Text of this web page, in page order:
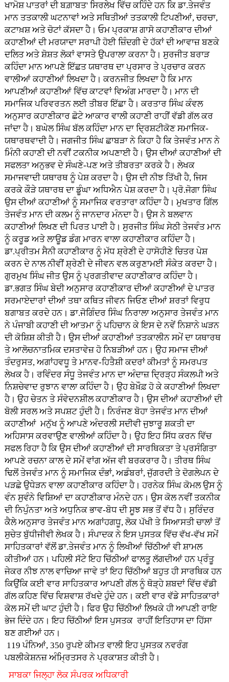
ਖਾਮੋਸ਼ ਪਾਤਰਾਂ ਦੀ ਬਗ਼ਾਬਤ' ਸਿਰਲੇਖ ਵਿੱਚ ਕਹਿੰਦੇ ਹਨ ਕਿ ਡਾ.ਤੇਜਵੰਤ
ਮਾਨ ਤਤਕਾਲੀ ਘਟਨਾਵਾਂ ਅਤੇ ਸਥਿਤੀਆਂ ਤਤਕਾਲੀ ਟਿਪਣੀਆਂ, ਚਰਚਾ,
ਕਟਾਖ਼ਸ਼ ਅਤੇ ਚੋਟਾਂ ਕੱਸਦਾ ਹੈ। ਓਮ ਪ੍ਰਕਾਸ਼ ਗਾਸੋ ਕਹਾਣੀਕਾਰ ਦੀਆਂ
ਕਹਾਣੀਆਂ ਦੀ ਮਰਯਾਦਾ ਸਰਾਪੀ ਹੋਈ ਜ਼ਿੰਦਗੀ ਦੇ ਹੱਕਾਂ ਦੀ ਆਵਾਜ਼ ਬਣਕੇ
ਦਲਿਤ ਅਤੇ ਸ਼ੋਸ਼ਤ ਲੋਕਾਂ ਵਾਸਤੇ ਉਪਰਾਲਾ ਕਰਨਾ ਹੈ। ਸੁਰਜੀਤ ਬਰਾੜ
ਕਹਿੰਦਾ ਮਾਨ ਆਪਣੇ ਇੱਛਤ ਯਥਾਰਥ ਦਾ ਪ੍ਰਸਾਰ ਤੇ ਪ੍ਰਚਾਰ ਕਰਨ
ਵਾਲੀਆਂ ਕਹਾਣੀਆਂ ਲਿਖਦਾ ਹੈ। ਕਰਨਜੀਤ ਲਿਖਦਾ ਹੈ ਕਿ ਮਾਨ
ਆਪਣੀਆਂ ਕਹਾਣੀਆਂ ਵਿੱਚ ਕਾਟਵਾਂ ਵਿਅੰਗ ਮਾਰਦਾ ਹੈ। ਮਾਨ ਦੀ
ਸਮਾਜਿਕ ਪਰਿਵਰਤਨ ਲਈ ਤੀਬਰ ਇੱਛਾ ਹੈ। ਕਰਤਾਰ ਸਿੰਘ ਕੰਵਲ
ਅਨੁਸਾਰ ਕਹਾਣੀਕਾਰ ਛੋਟੇ ਆਕਾਰ ਵਾਲੀ ਕਹਾਣੀ ਰਾਹੀਂ ਵੱਡੀ ਗੱਲ ਕਰ
ਜਾਂਦਾ ਹੈ। ਬਘੇਲ ਸਿੰਘ ਬੱਲ ਕਹਿੰਦਾ ਮਾਨ ਦਾ ਦ੍ਰਿਸ਼ਟੀਕੋਣ ਸਮਾਜਿਕ-
ਯਥਾਰਥਵਾਦੀ ਹੈ। ਜਗਜੀਤ ਸਿੰਘ ਛਾਬੜਾ ਨੇ ਕਿਹਾ ਹੈ ਕਿ ਤੇਜਵੰਤ ਮਾਨ ਨੇ
ਮਿੰਨੀ ਕਹਾਣੀ ਦੀ ਨਵੀਂ ਟਕਨੀਕ ਅਪਣਾਈ ਹੈ। ਉਸ ਦੀਆਂ ਕਹਾਣੀਆਂ ਦੀ
ਸਫਲਤਾ ਅਨੁਭਵ ਦੇ ਸੰਘਣੇ-ਪਣ ਅਤੇ ਤੀਬਰਤਾ ਕਰਕੇ ਹੈ। ਲੇਖਕ
ਸਮਾਜਵਾਦੀ ਯਥਾਰਥ ਨੂੰ ਪੇਸ਼ ਕਰਦਾ ਹੈ। ਉਸ ਦੀ ਨੀਝ ਤਿੱਖੀ ਹੈ, ਜਿਸ
ਕਰਕੇ ਕੌੜੇ ਯਥਾਰਥ ਦਾ ਡੂੰਘਾ ਅਧਿਐਨ ਪੇਸ਼ ਕਰਦਾ ਹੈ। ਪ੍ਰੋ.ਜੋਗਾ ਸਿੰਘ
ਉਸ ਦੀਆਂ ਕਹਾਣੀਆਂ ਨੂੰ ਸਮਾਜਿਕ ਵਰਤਾਰਾ ਕਹਿੰਦਾ ਹੈ। ਮੁਖਤਾਰ ਗਿੱਲ
ਤੇਜਵੰਤ ਮਾਨ ਦੀ ਕਲਮ ਨੂੰ ਜਾਨਦਾਰ ਮੰਨਦਾ ਹੈ। ਉਸ ਨੇ ਬਲਵਾਨ
ਕਹਾਣੀਆਂ ਲਿਖਣ ਦੀ ਪਿਰਤ ਪਾਈ ਹੈ। ਸੁਰਜੀਤ ਸਿੰਘ ਸੇਠੀ ਤੇਜਵੰਤ ਮਾਨ
ਨੂੰ ਕਰੂਡ ਅਤੇ ਲਾਊਡ ਡੰਗ ਮਾਰਨ ਵਾਲਾ ਕਹਾਣੀਕਾਰ ਕਹਿੰਦਾ ਹੈ।
ਡਾ.ਪ੍ਰੀਤਮ ਸੈਨੀ ਕਹਾਣੀਕਾਰ ਨੂੰ ਮੱਧ ਸ਼੍ਰੇਣੀ ਦੇ ਹਾਸੋਹੀਣੇ ਚਿਤਰ ਪੇਸ਼
ਕਰਨ ਦੇ ਨਾਲ ਨੀਵੀਂ ਸ਼੍ਰੇਣੀ ਦੇ ਜੀਵਨ ਵਲ ਕਰੁਣਾਮਈ ਸੰਕੇਤ ਕਰਦਾ ਹੈ।
ਗੁਰਮੁਖ ਸਿੰਘ ਜੀਤ ਉਸ ਨੂੰ ਪ੍ਰਗਤੀਵਾਦ ਕਹਾਣੀਕਾਰ ਕਹਿੰਦਾ ਹੈ।
ਡਾ.ਭਗਤ ਸਿੰਘ ਬੇਦੀ ਅਨੁਸਾਰ ਕਹਾਣੀਕਾਰ ਦੀਆਂ ਕਹਾਣੀਆਂ ਦੇ ਪਾਤਰ
ਸਰਮਾਏਦਾਰਾਂ ਦੀਆਂ ਤਥਾ ਕਥਿਤ ਜੀਵਨ ਜਿਓਣ ਦੀਆਂ ਸ਼ਰਤਾਂ ਵਿਰੁਧ
ਬਗਾਬਤ ਕਰਦੇ ਹਨ। ਡਾ.ਜੋਗਿੰਦਰ ਸਿੰਘ ਨਿਰਾਲਾ ਅਨੁਸਾਰ ਤੇਜਵੰਤ ਮਾਨ
ਨੇ ਪੰਜਾਬੀ ਕਹਾਣੀ ਦੀ ਆਤਮਾ ਨੂੰ ਪਹਿਚਾਨ ਕੇ ਇਸ ਦੇ ਨਵੇਂ ਨਿਸ਼ਾਨੇ ਘੜਨ
ਦੀ ਕੋਸ਼ਿਸ਼ ਕੀਤੀ ਹੈ। ਉਸ ਦੀਆਂ ਕਹਾਣੀਆਂ ਤਤਕਾਲੀਨ ਸਮੇਂ ਦਾ ਯਥਾਰਥ
ਤੇ ਆਲੋਚਨਾਤਮਿਕ ਦਸਤਾਵੇਜ਼ ਹੋ ਨਿਬੜੀਆਂ ਹਨ। ਉਹ ਸਮਾਜ ਦੀਆਂ
ਤੰਦਰੁਸਤ, ਅਗਾਂਹਵਧੂ ਤੇ ਮਾਨਵ-ਹਿਤੈਸ਼ੀ ਕਦਰਾਂ ਕੀਮਤਾਂ ਨੂੰ ਸਮਰਪਤ
ਲੇਖਕ ਹੈ। ਰਵਿੰਦਰ ਸੰਧੂ ਤੇਜਵੰਤ ਮਾਨ ਦਾ ਅੰਦਾਜ਼ ਦ੍ਰਿੜ੍ਹ ਸੰਕਲਪੀ ਅਤੇ
ਨਿਸ਼ਚੇਵਾਦ ਰੁਝਾਨ ਵਾਲਾ ਕਹਿੰਦਾ ਹੈ। ਉਹ ਬੇਖ਼ੌਫ਼ ਹੋ ਕੇ ਕਹਾਣੀਆਂ ਲਿਖਦਾ
ਹੈ। ਉਹ ਚੇਤਨ ਤੇ ਸੰਵੇਦਨਸ਼ੀਲ ਕਹਾਣੀਕਾਰ ਹੈ। ਉਸ ਦੀਆਂ ਕਹਾਣੀਆਂ ਦੀ
ਬੋਲੀ ਸਰਲ ਅਤੇ ਸਪਸ਼ਟ ਹੁੰਦੀ ਹੈ। ਨਿਰੰਜਣ ਬੋਹਾ ਤੇਜਵੰਤ ਮਾਨ ਦੀਆਂ
ਕਹਾਣੀਆਂ ਮਨੁੱਖ ਨੂੰ ਆਪਣੇ ਅੰਦਰਲੀ ਸਦੀਵੀ ਜੁਝਾਰੂ ਸ਼ਕਤੀ ਦਾ
ਅਹਿਸਾਸ ਕਰਵਾਉਣ ਵਾਲੀਆਂ ਕਹਿੰਦਾ ਹੈ। ਉਹ ਇਹ ਸਿੱਧ ਕਰਨ ਵਿੱਚ
ਸਫਲ ਰਿਹਾ ਹੈ ਕਿ ਉਸ ਦੀਆਂ ਕਹਾਣੀਆਂ ਦੀ ਸਾਰਥਿਕਤਾ ਤੇ ਪ੍ਰਸੰਗਿਤਾ
ਆਪਣੇ ਰਚਨਾ ਕਾਲ ਦੇ ਸਮੇਂ ਵਾਂਗ ਅੱਜ ਵੀ ਬਰਕਰਾਰ ਹੈ। ਤੀਰਥ ਸਿੰਘ
ਢਿਲੋਂ ਤੇਜਵੰਤ ਮਾਨ ਨੂੰ ਸਮਾਜਿਕ ਦੰਭਾਂ, ਅਡੰਬਰਾਂ, ਜੁੱਗਰਦੀ ਤੇ ਦੋਗਲੇਪਨ ਦੇ
ਪੜਛੇ ਉਧੇੜਨ ਵਾਲਾ ਕਹਾਣੀਕਾਰ ਕਹਿੰਦਾ ਹੈ। ਹਰਨੇਕ ਸਿੰਘ ਕੋਮਲ ਉਸ ਨੂੰ
ਵੰਨ ਸੁਵੰਨੇ ਵਿਸ਼ਿਆਂ ਦਾ ਕਹਾਣੀਕਾਰ ਮੰਨਦੇ ਹਨ। ਉਸ ਕੋਲ ਨਵੀਂ ਤਕਨੀਕ
ਦੀ ਨਿਪੁੰਨਤਾ ਅਤੇ ਅਧੁਨਿਕ ਭਾਵ-ਬੋਧ ਦੀ ਸੂਝ ਸਭ ਤੋਂ ਵੱਧ ਹੈ। ਸੁਰਿੰਦਰ
ਕੈਲੇ ਅਨੁਸਾਰ ਤੇਜਵੰਤ ਮਾਨ ਅਗਾਂਹਗਧੂ, ਲੋਕ ਪੱਖੀ ਤੇ ਸਿਆਸਤੀ ਚਾਲਾਂ ਤੋਂ
ਸੁਚੇਤ ਬੁੱਧੀਜੀਵੀ ਲੇਖਕ ਹੈ। ਸੰਪਾਦਕ ਨੇ ਇਸ ਪੁਸਤਕ ਵਿੱਚ ਵੱਖ-ਵੱਖ ਸਮੇਂ
ਸਾਹਿਤਕਾਰਾਂ ਵੱਲੋਂ ਡਾ.ਤੇਜਵੰਤ ਮਾਨ ਨੂੰ ਲਿਖੀਆਂ ਚਿੱਠੀਆਂ ਵੀ ਸ਼ਾਮਲ
ਕੀਤੀਆਂ ਹਨ। ਪਹਿਲੀ ਸੱਟੇ ਇਹ ਚਿੱਠੀਆਂ ਫਾਲਤੂ ਲੱਗਦੀਆਂ ਹਨ ਪ੍ਰੰਤੂ
ਜੇਕਰ ਨੀਝ ਨਾਲ ਵਾਚਿਆ ਜਾਵੇ ਤਾਂ ਇਹ ਚਿੱਠੀਆਂ ਬਹੁਤ ਹੀ ਸਾਰਥਿਕ ਹਨ
ਕਿਉਂਕਿ ਕਈ ਵਾਰ ਸਾਹਿਤਕਾਰ ਆਪਣੀ ਗੱਲ ਨੂੰ ਥੋੜ੍ਹੇ ਸ਼ਬਦਾਂ ਵਿੱਚ ਵੱਡੀ
ਗੱਲ ਕਹਿਣ ਵਿੱਚ ਵਿਸ਼ਵਾਸ਼ ਰੱਖਦੇ ਹੁੰਦੇ ਹਨ। ਕਈ ਵਾਰ ਵੱਡੇ ਸਾਹਿਤਕਾਰਾਂ
ਕੋਲ ਸਮੇਂ ਦੀ ਘਾਟ ਹੁੰਦੀ ਹੈ। ਫਿਰ ਉਹ ਚਿੱਠੀਆਂ ਲਿਖਕੇ ਹੀ ਆਪਣੀ ਰਾਇ
ਭੇਜ ਦਿੰਦੇ ਹਨ। ਇਹ ਚਿੱਠੀਆਂ ਇਸ ਪੁਸਤਕ ਰਾਹੀਂ ਇਤਿਹਾਸ ਦਾ ਹਿੱਸਾ
ਬਣ ਗਈਆਂ ਹਨ।
119 ਪੰਨਿਆਂ, 350 ਰੁਪਏ ਕੀਮਤ ਵਾਲੀ ਇਹ ਪੁਸਤਕ ਨਵਰੰਗ
ਪਬਲੀਕੇਸ਼ਨਜ਼ ਅੰਮ੍ਰਿਤਸਰ ਨੇ ਪ੍ਰਕਾਸ਼ਤ ਕੀਤੀ ਹੈ।
ਸਾਬਕਾ ਜਿਲ੍ਹਾ ਲੋਕ ਸੰਪਰਕ ਅਧਿਕਾਰੀ